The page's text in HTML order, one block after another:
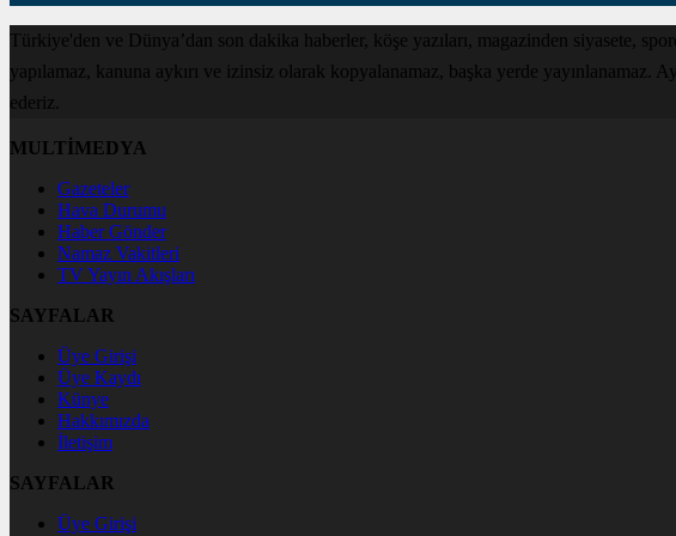
Türkiye'den ve Dünya’dan son dakika haberler, köşe yazıları, magazinden siyasete,
yapılamaz, kanuna aykırı ve izinsiz olarak kopyalanamaz, başka yerde
ederiz.
MULTİMEDYA
Gazeteler
Hava Durumu
Haber Gönder
Namaz Vakitleri
TV Yayın Akışları
SAYFALAR
Üye Girişi
Üye Kaydı
Künye
Hakkımızda
İletişim
SAYFALAR
Üye Girişi